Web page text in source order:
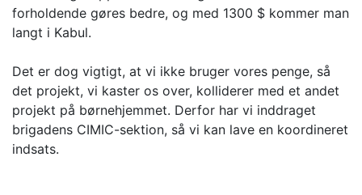
forholdende gøres bedre, og med 1300 $ kommer man
langt i Kabul.
Det er dog vigtigt, at vi ikke bruger vores penge, så
det projekt, vi kaster os over, kolliderer med et andet
projekt på børnehjemmet. Derfor har vi inddraget
brigadens CIMIC-sektion, så vi kan lave en koordineret
indsats.